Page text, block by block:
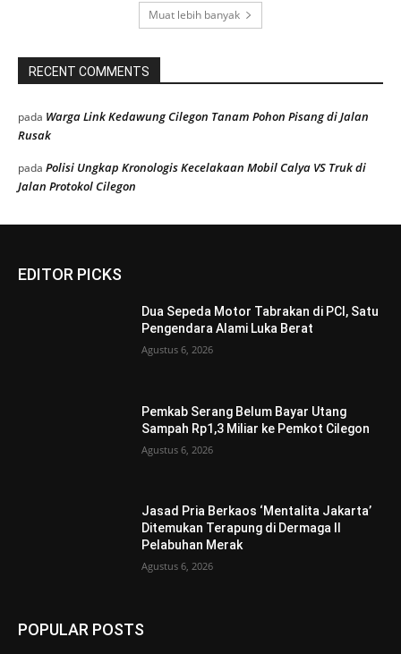
Muat lebih banyak
RECENT COMMENTS
pada Warga Link Kedawung Cilegon Tanam Pohon Pisang di Jalan
Rusak
pada Polisi Ungkap Kronologis Kecelakaan Mobil Calya VS Truk di
Jalan Protokol Cilegon
EDITOR PICKS
Dua Sepeda Motor Tabrakan di PCI, Satu
Pengendara Alami Luka Berat
Agustus 6, 2026
Pemkab Serang Belum Bayar Utang
Sampah Rp1,3 Miliar ke Pemkot Cilegon
Agustus 6, 2026
Jasad Pria Berkaos ‘Mentalita Jakarta’
Ditemukan Terapung di Dermaga II
Pelabuhan Merak
Agustus 6, 2026
POPULAR POSTS